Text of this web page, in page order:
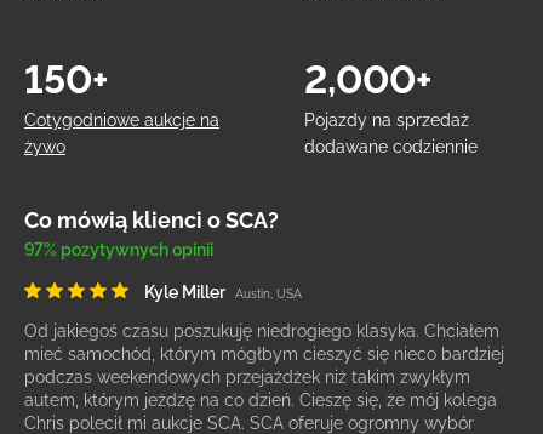
Cotygodniowe aukcje na
żywo
150+
Pojazdy na sprzedaż
dodawane codziennie
2,000+
Co mówią klienci o SCA?
97% pozytywnych opinii
Kyle Miller Austin, USA
Od jakiegoś czasu poszukuję niedrogiego klasyka. Chciałem
mieć samochód, którym mógłbym cieszyć się nieco bardziej
podczas weekendowych przejażdżek niż takim zwykłym
autem, którym jeżdżę na co dzień. Cieszę się, że mój kolega
Chris polecił mi aukcje SCA. SCA oferuje ogromny wybór